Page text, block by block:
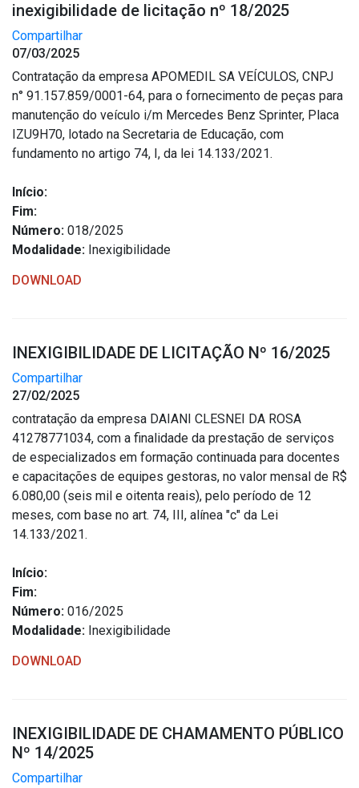
inexigibilidade de licitação nº 18/2025
Compartilhar
07/03/2025
Contratação da empresa APOMEDIL SA VEÍCULOS, CNPJ
n° 91.157.859/0001-64, para o fornecimento de peças para
manutenção do veículo i/m Mercedes Benz Sprinter, Placa
IZU9H70, lotado na Secretaria de Educação, com
fundamento no artigo 74, I, da lei 14.133/2021.
Início:
Fim:
Número: 018/2025
Modalidade: Inexigibilidade
DOWNLOAD
INEXIGIBILIDADE DE LICITAÇÃO Nº 16/2025
Compartilhar
27/02/2025
contratação da empresa DAIANI CLESNEI DA ROSA
41278771034, com a finalidade da prestação de serviços
de especializados em formação continuada para docentes
e capacitações de equipes gestoras, no valor mensal de R$
6.080,00 (seis mil e oitenta reais), pelo período de 12
meses, com base no art. 74, III, alínea "c" da Lei
14.133/2021.
Início:
Fim:
Número: 016/2025
Modalidade: Inexigibilidade
DOWNLOAD
INEXIGIBILIDADE DE CHAMAMENTO PÚBLICO
Nº 14/2025
Compartilhar